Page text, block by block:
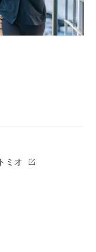
ミオ